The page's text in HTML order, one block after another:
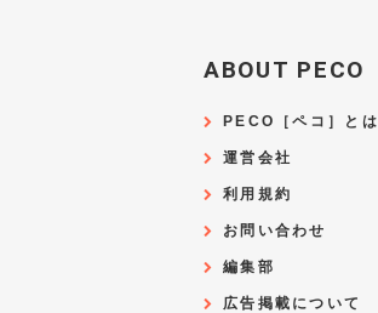
ABOUT PECO
PECO［ペコ］とは
運営会社
利用規約
お問い合わせ
編集部
広告掲載について